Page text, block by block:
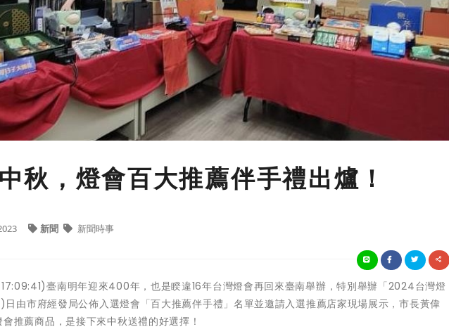
秋，燈會百大推薦伴手禮出爐！
新聞 新聞時事
臺南明年迎來400年，也是睽違16年台灣燈會再回來臺南舉辦，特別舉辦「2024台灣燈
由市府經發局公佈入選燈會「百大推薦伴手禮」名單並邀請入選推薦店家現場展示，市長黃偉
推薦商品，是接下來中秋送禮的好選擇！